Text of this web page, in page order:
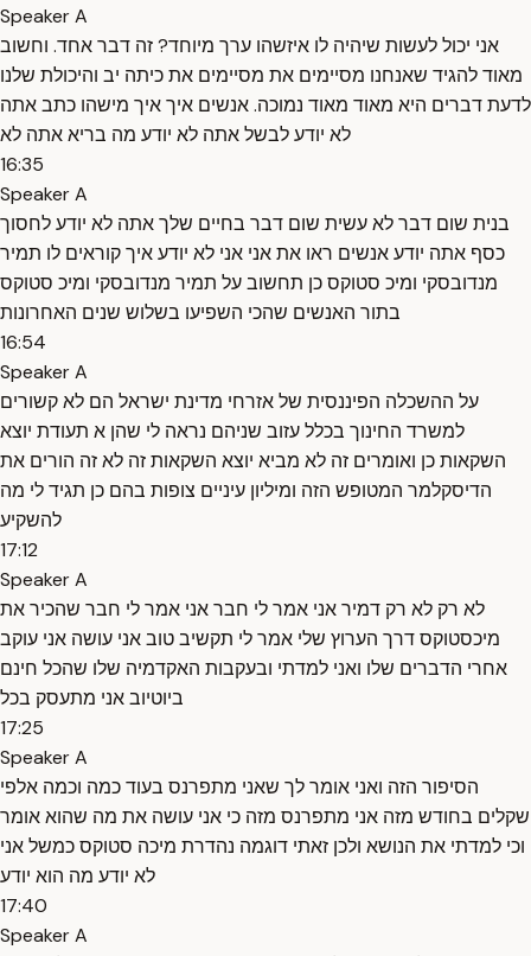
Speaker A
אני יכול לעשות שיהיה לו איזשהו ערך מיוחד? זה דבר אחד. וחשוב
מאוד להגיד שאנחנו מסיימים את מסיימים את כיתה יב והיכולת שלנו
לדעת דברים היא מאוד מאוד נמוכה. אנשים איך איך מישהו כתב אתה
לא יודע לבשל אתה לא יודע מה בריא אתה לא
16:35
Speaker A
בנית שום דבר לא עשית שום דבר בחיים שלך אתה לא יודע לחסוך
כסף אתה יודע אנשים ראו את אני אני לא יודע איך קוראים לו תמיר
מנדובסקי ומיכ סטוקס כן תחשוב על תמיר מנדובסקי ומיכ סטוקס
בתור האנשים שהכי השפיעו בשלוש שנים האחרונות
16:54
Speaker A
על ההשכלה הפיננסית של אזרחי מדינת ישראל הם לא קשורים
למשרד החינוך בכלל עזוב שניהם נראה לי שהן א תעודת יוצא
השקאות כן ואומרים זה לא מביא יוצא השקאות זה לא זה הורים את
הדיסקלמר המטופש הזה ומיליון עיניים צופות בהם כן תגיד לי מה
להשקיע
17:12
Speaker A
לא רק לא רק דמיר אני אמר לי חבר אני אמר לי חבר שהכיר את
מיכסטוקס דרך הערוץ שלי אמר לי תקשיב טוב אני עושה אני עוקב
אחרי הדברים שלו ואני למדתי ובעקבות האקדמיה שלו שהכל חינם
ביוטיוב אני מתעסק בכל
17:25
Speaker A
הסיפור הזה ואני אומר לך שאני מתפרנס בעוד כמה וכמה אלפי
שקלים בחודש מזה אני מתפרנס מזה כי אני עושה את מה שהוא אומר
וכי למדתי את הנושא ולכן זאתי דוגמה נהדרת מיכה סטוקס כמשל אני
לא יודע מה הוא יודע
17:40
Speaker A